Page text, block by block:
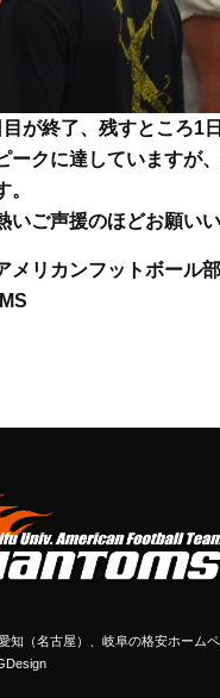
が終了、残すところ1
ークに達していますが
。
いご声援のほどお願いい
メリカンフットボール部
知（名古屋）、岐阜の格安ホームペ